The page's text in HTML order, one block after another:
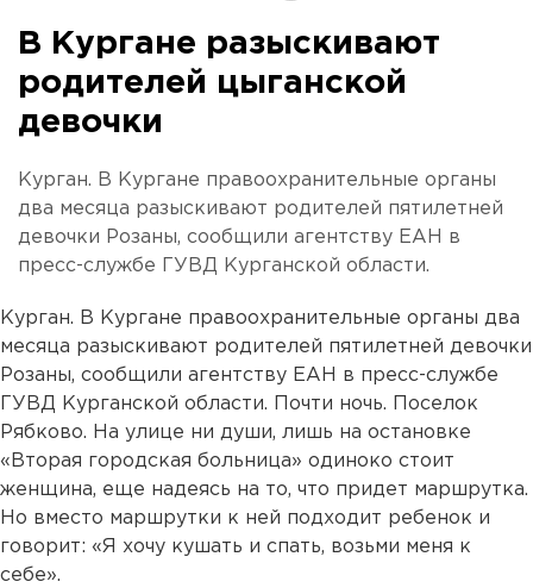
В Кургане разыскивают
родителей цыганской
девочки
Курган. В Кургане правоохранительные органы
два месяца разыскивают родителей пятилетней
девочки Розаны, сообщили агентству ЕАН в
пресс-службе ГУВД Курганской области.
Курган. В Кургане правоохранительные органы два
месяца разыскивают родителей пятилетней девочки
Розаны, сообщили агентству ЕАН в пресс-службе
ГУВД Курганской области. Почти ночь. Поселок
Рябково. На улице ни души, лишь на остановке
«Вторая городская больница» одиноко стоит
женщина, еще надеясь на то, что придет маршрутка.
Но вместо маршрутки к ней подходит ребенок и
говорит: «Я хочу кушать и спать, возьми меня к
себе».